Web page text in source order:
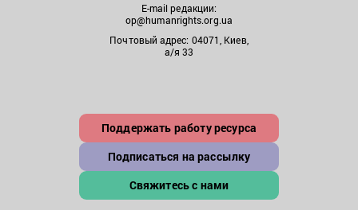
E-mail редакции:
op@humanrights.org.ua
Почтовый адрес: 04071, Киев,
а/я 33
Поддержать работу ресурса
Подписаться на рассылку
Свяжитесь с нами